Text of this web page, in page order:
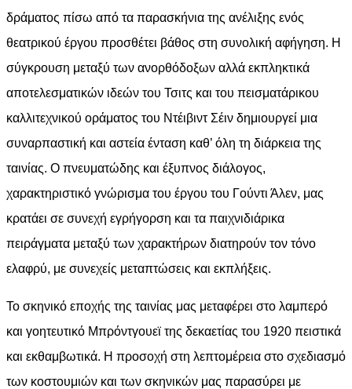
δράματος πίσω από τα παρασκήνια της ανέλιξης ενός
θεατρικού έργου προσθέτει βάθος στη συνολική αφήγηση. Η
σύγκρουση μεταξύ των ανορθόδοξων αλλά εκπληκτικά
αποτελεσματικών ιδεών του Τσιτς και του πεισματάρικου
καλλιτεχνικού οράματος του Ντέιβιντ Σέιν δημιουργεί μια
συναρπαστική και αστεία ένταση καθ’ όλη τη διάρκεια της
ταινίας. Ο πνευματώδης και έξυπνος διάλογος,
χαρακτηριστικό γνώρισμα του έργου του Γούντι Άλεν, μας
κρατάει σε συνεχή εγρήγορση και τα παιχνιδιάρικα
πειράγματα μεταξύ των χαρακτήρων διατηρούν τον τόνο
ελαφρύ, με συνεχείς μεταπτώσεις και εκπλήξεις.
Το σκηνικό εποχής της ταινίας μας μεταφέρει στο λαμπερό
και γοητευτικό Μπρόντγουεϊ της δεκαετίας του 1920 πειστικά
και εκθαμβωτικά. Η προσοχή στη λεπτομέρεια στο σχεδιασμό
των κοστουμιών και των σκηνικών μας παρασύρει με